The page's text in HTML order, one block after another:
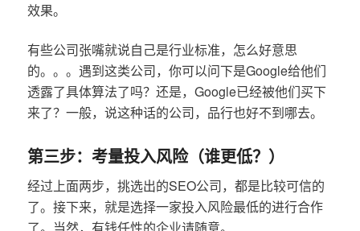
效果。
有些公司张嘴就说自己是行业标准，怎么好意思
的。。。遇到这类公司，你可以问下是Google给他们
透露了具体算法了吗？还是，Google已经被他们买下
来了？一般，说这种话的公司，品行也好不到哪去。
第三步：考量投入风险（谁更低？）
经过上面两步，挑选出的SEO公司，都是比较可信的
了。接下来，就是选择一家投入风险最低的进行合作